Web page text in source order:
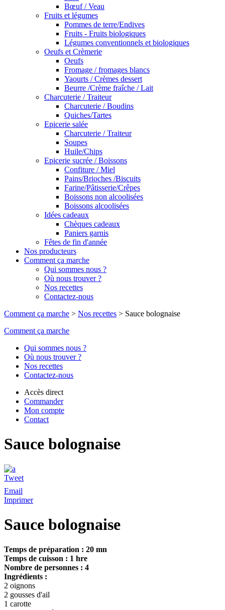
Bœuf / Veau
Fruits et légumes
Pommes de terre/Endives
Fruits - Fruits biologiques
Légumes conventionnels et biologiques
Oeufs et Crèmerie
Oeufs
Fromage / fromages blancs
Yaourts / Crèmes dessert
Beurre /Crème fraîche / Lait
Charcuterie / Traiteur
Charcuterie / Boudins
Quiches/Tartes
Epicerie salée
Charcuterie / Traiteur
Soupes
Huile/Chips
Epicerie sucrée / Boissons
Confiture / Miel
Pains/Brioches /Biscuits
Farine/Pâtisserie/Crêpes
Boissons non alcoolisées
Boissons alcoolisées
Idées cadeaux
Chèques cadeaux
Paniers garnis
Fêtes de fin d'année
Nos producteurs
Comment ça marche
Qui sommes nous ?
Où nous trouver ?
Nos recettes
Contactez-nous
Comment ça marche > Nos recettes > Sauce bolognaise
Comment ça marche
Qui sommes nous ?
Où nous trouver ?
Nos recettes
Contactez-nous
Accès direct
Commander
Mon compte
Contact
Sauce bolognaise
Tweet
Email
Imprimer
Sauce bolognaise
Temps de préparation : 20 mn
Temps de cuisson : 1 hre
Nombre de personnes : 4
Ingrédients :
2 oignons
2 gousses d'ail
1 carotte